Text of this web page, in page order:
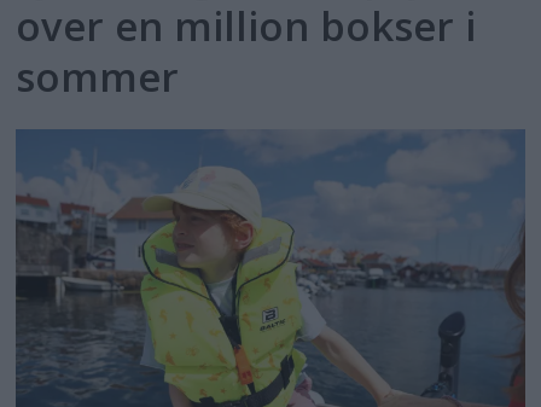
over en million bokser i
sommer